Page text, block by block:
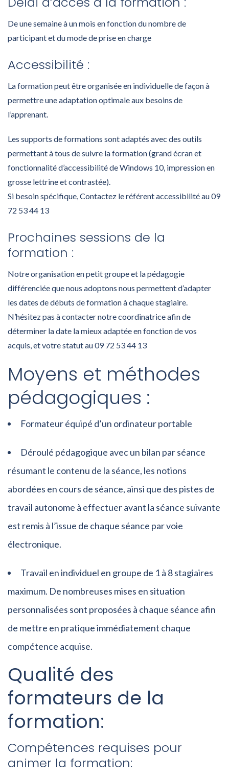
De une semaine à un mois en fonction du nombre de
participant et du mode de prise en charge
Accessibilité :
La formation peut être organisée en individuelle de façon à
permettre une adaptation optimale aux besoins de
l’apprenant.
Les supports de formations sont adaptés avec des outils
permettant à tous de suivre la formation (grand écran et
fonctionnalité d’accessibilité de Windows 10, impression en
grosse lettrine et contrastée).
Si besoin spécifique, Contactez le référent accessibilité au 09
72 53 44 13
Prochaines sessions de la
formation :
Notre organisation en petit groupe et la pédagogie
différenciée que nous adoptons nous permettent d’adapter
les dates de débuts de formation à chaque stagiaire.
N’hésitez pas à contacter notre coordinatrice afin de
déterminer la date la mieux adaptée en fonction de vos
acquis, et votre statut au 09 72 53 44 13
Moyens et méthodes
pédagogiques :
Formateur équipé d’un ordinateur portable
Déroulé pédagogique avec un bilan par séance
résumant le contenu de la séance, les notions
abordées en cours de séance, ainsi que des pistes de
travail autonome à effectuer avant la séance suivante
est remis à l’issue de chaque séance par voie
électronique.
Travail en individuel en groupe de 1 à 8 stagiaires
maximum. De nombreuses mises en situation
personnalisées sont proposées à chaque séance afin
de mettre en pratique immédiatement chaque
compétence acquise.
Qualité des
formateurs de la
formation:
Compétences requises pour
animer la formation: